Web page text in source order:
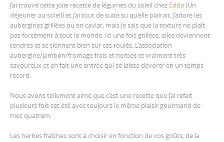
J’ai trouvé cette jolie recette de légumes du soleil chez Edda(Un
déjeuner au soleil) et j’ai tout de suite su qu’elle plairait. J’adore les
aubergines grillées ou en caviar, mais je sais que la texture ne plaît
pas forcément à tout le monde. Ici une fois grillées, elles deviennent
tendres et se tiennent bien sur ces roulés. L’association
aubergine/jambon/fromage frais et herbes et vraiment très
savoureux et en fait une entrée qui se laisse dévorer en un temps
record.
Nous avons tellement aimé que c’est une recette que j’ai refait
plusieurs fois cet été avec toujours le même plaisir gourmand de
mes quatrem.
Les herbes fraîches sont à choisir en fonction de vos goûts, de la